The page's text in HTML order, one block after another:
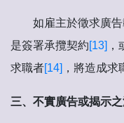
如雇主於徵求廣告
是簽署承攬契約[13]
求職者[14] ，將造成求
三、不實廣告或揭示